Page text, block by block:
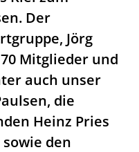
Der
Jörg
Mitglieder und
auch unser
die
Heinz Pries
den